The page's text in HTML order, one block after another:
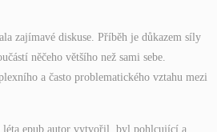
zajímavé diskuse. Příběh je důkazem síly
něčeho většího než sami sebe.
a často problematického vztahu mezi
léta epub autor vytvořil, byl pohlcující a